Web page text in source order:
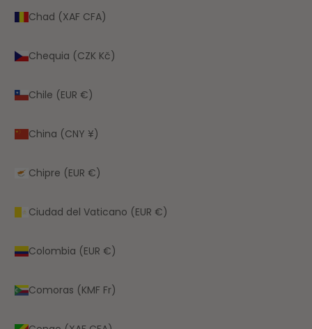
Chad (XAF CFA)
Chequia (CZK Kč)
Chile (EUR €)
China (CNY ¥)
Chipre (EUR €)
Ciudad del Vaticano (EUR €)
Colombia (EUR €)
Comoras (KMF Fr)